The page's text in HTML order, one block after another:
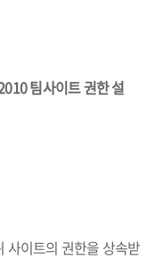
팀사이트 권한 설
사이트의 권한을 상속받